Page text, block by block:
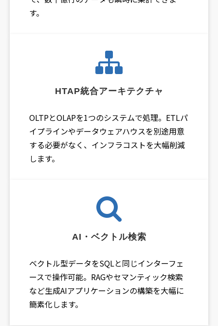
す。
HTAP統合アーキテクチャ
OLTPとOLAPを1つのシステムで処理。ETLパ
イプラインやデータウェアハウスを別途用意
する必要がなく、インフラコストを大幅削減
します。
AI・ベクトル検索
ベクトル型データをSQLと同じインターフェ
ースで操作可能。RAGやセマンティック検索
など生成AIアプリケーションの構築を大幅に
簡素化します。